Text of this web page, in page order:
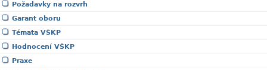
Požadavky na rozvrh
Garant oboru
Témata VŠKP
Hodnocení VŠKP
Praxe